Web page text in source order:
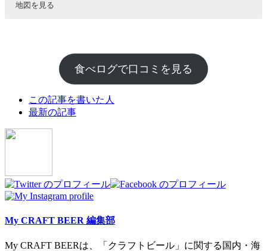
地図を見る
食べログで口コミを見る
following
tabs
change
この記事を書いた人
最新の記事
My CRAFT BEER 編集部
My CRAFT BEERは、「クラフトビール」に関する国内・海